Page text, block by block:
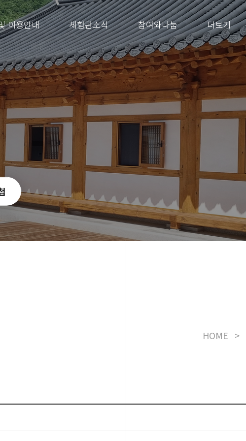
이용안내 체험관소식 참여와나눔 더보기
HOME >